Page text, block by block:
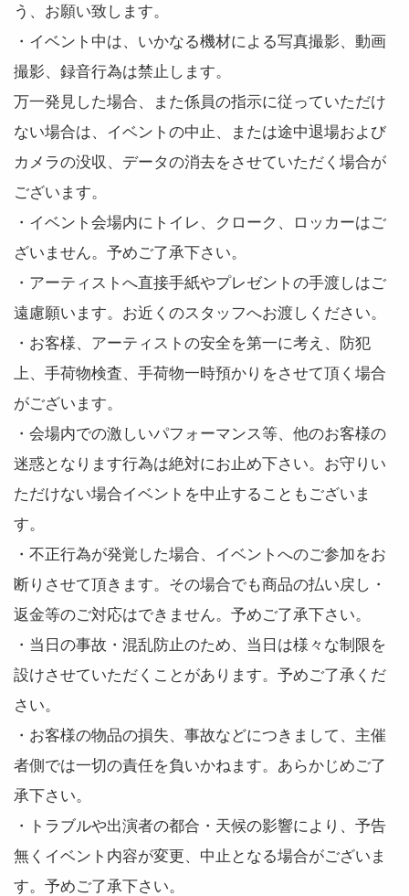
う、お願い致します。
・イベント中は、いかなる機材による写真撮影、動画
撮影、録音行為は禁止します。
万一発見した場合、また係員の指示に従っていただけ
ない場合は、イベントの中止、または途中退場および
カメラの没収、データの消去をさせていただく場合が
ございます。
・イベント会場内にトイレ、クローク、ロッカーはご
ざいません。予めご了承下さい。
・アーティストへ直接手紙やプレゼントの手渡しはご
遠慮願います。お近くのスタッフへお渡しください。
・お客様、アーティストの安全を第一に考え、防犯
上、手荷物検査、手荷物一時預かりをさせて頂く場合
がございます。
・会場内での激しいパフォーマンス等、他のお客様の
迷惑となります行為は絶対にお止め下さい。お守りい
ただけない場合イベントを中止することもございま
す。
・不正行為が発覚した場合、イベントへのご参加をお
断りさせて頂きます。その場合でも商品の払い戻し・
返金等のご対応はできません。予めご了承下さい。
・当日の事故・混乱防止のため、当日は様々な制限を
設けさせていただくことがあります。予めご了承くだ
さい。
・お客様の物品の損失、事故などにつきまして、主催
者側では一切の責任を負いかねます。あらかじめご了
承下さい。
・トラブルや出演者の都合・天候の影響により、予告
無くイベント内容が変更、中止となる場合がございま
す。予めご了承下さい。